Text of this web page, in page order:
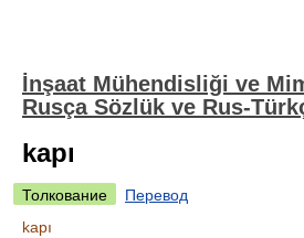
İnşaat Mühendisliği ve
Rusça Sözlük ve Rus-
kapı
Толкование
Перевод
kapı